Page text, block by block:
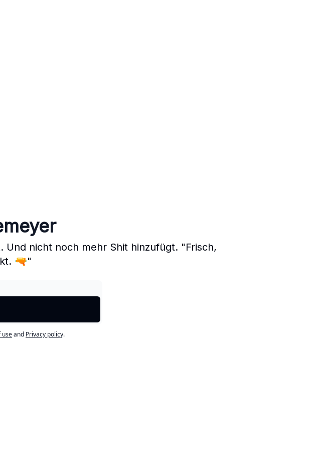
nicht noch mehr Shit hinzufügt. "Frisch,
🔫"
useand Privacy policy.